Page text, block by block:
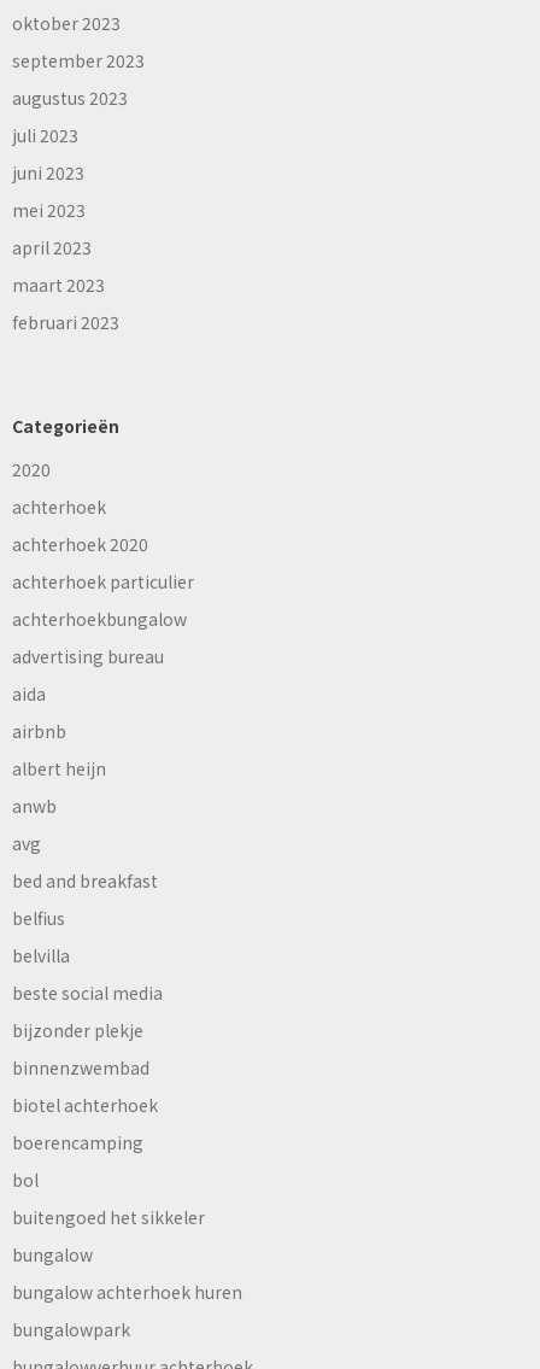
oktober 2023
september 2023
augustus 2023
juli 2023
juni 2023
mei 2023
april 2023
maart 2023
februari 2023
Categorieën
2020
achterhoek
achterhoek 2020
achterhoek particulier
achterhoekbungalow
advertising bureau
aida
airbnb
albert heijn
anwb
avg
bed and breakfast
belfius
belvilla
beste social media
bijzonder plekje
binnenzwembad
biotel achterhoek
boerencamping
bol
buitengoed het sikkeler
bungalow
bungalow achterhoek huren
bungalowpark